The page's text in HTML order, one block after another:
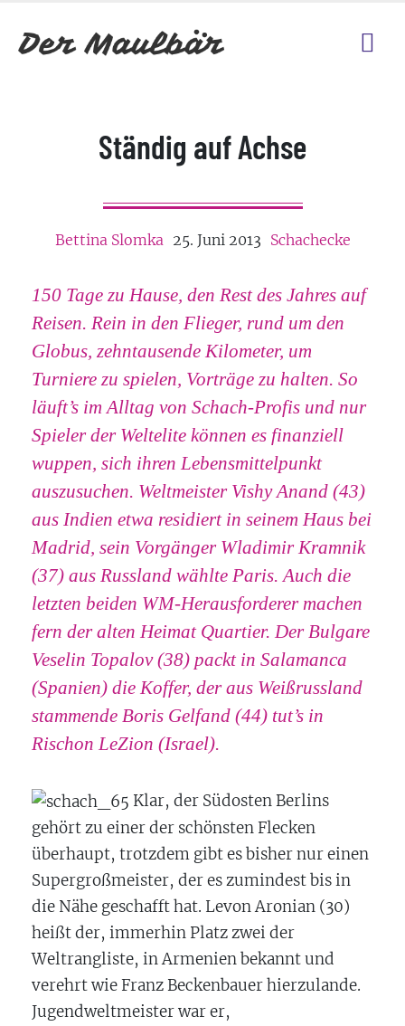
Ständig auf Achse
Bettina Slomka 25. Juni 2013 Schachecke
150 Tage zu Hause, den Rest des Jahres auf
Reisen. Rein in den Flieger, rund um den
Globus, zehntausende Kilometer, um
Turniere zu spielen, Vorträge zu halten. So
läuft’s im Alltag von Schach-Profis und nur
Spieler der Weltelite können es finanziell
wuppen, sich ihren Lebensmittelpunkt
auszusuchen. Weltmeister Vishy Anand (43)
aus Indien etwa residiert in seinem Haus bei
Madrid, sein Vorgänger Wladimir Kramnik
(37) aus Russland wählte Paris. Auch die
letzten beiden WM-Herausforderer machen
fern der alten Heimat Quartier. Der Bulgare
Veselin Topalov (38) packt in Salamanca
(Spanien) die Koffer, der aus Weißrussland
stammende Boris Gelfand (44) tut’s in
Rischon LeZion (Israel).
Klar, der Südosten Berlins
gehört zu einer der schönsten Flecken
überhaupt, trotzdem gibt es bisher nur einen
Supergroßmeister, der es zumindest bis in
die Nähe geschafft hat. Levon Aronian (30)
heißt der, immerhin Platz zwei der
Weltrangliste, in Armenien bekannt und
verehrt wie Franz Beckenbauer hierzulande.
Jugendweltmeister war er,